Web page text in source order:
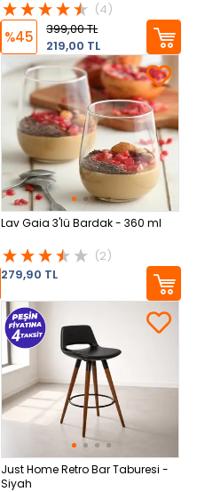
(4)
%45
399,00 TL
219,00 TL
Lav Gaia 3'lü Bardak - 360 ml
(2)
279,90 TL
Just Home Retro Bar Taburesi -
Siyah